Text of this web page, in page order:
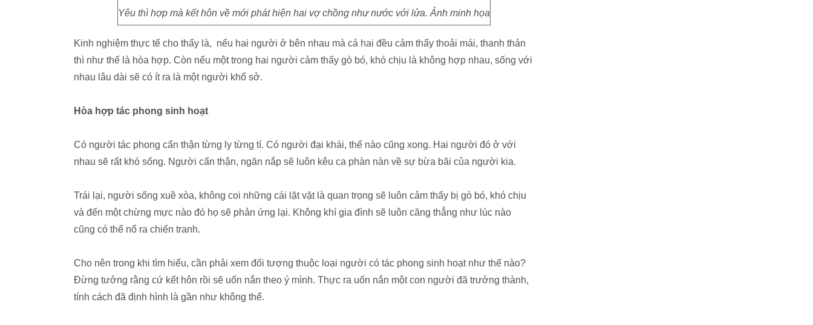
Yêu thì hợp mà kết hôn về mới phát hiện hai vợ chồng như nước với lửa. Ảnh minh họa
Kinh nghiệm thực tế cho thấy là, nếu hai người ở bên nhau mà cả hai đều cảm thấy thoải mái, thanh thản
thì như thế là hòa hợp. Còn nếu một trong hai người cảm thấy gò bó, khó chịu là không hợp nhau, sống với
nhau lâu dài sẽ có ít ra là một người khổ sở.
Hòa hợp tác phong sinh hoạt
Có người tác phong cẩn thận từng ly từng tí. Có người đại khái, thế nào cũng xong. Hai người đó ở với
nhau sẽ rất khó sống. Người cẩn thận, ngăn nắp sẽ luôn kêu ca phàn nàn về sự bừa bãi của người kia.
Trái lại, người sống xuề xòa, không coi những cái lặt vặt là quan trọng sẽ luôn cảm thấy bị gò bó, khó chịu
và đến một chừng mực nào đó họ sẽ phản ứng lại. Không khí gia đình sẽ luôn căng thẳng như lúc nào
cũng có thể nổ ra chiến tranh.
Cho nên trong khi tìm hiểu, cần phải xem đối tượng thuộc loại người có tác phong sinh hoạt như thế nào?
Đừng tưởng rằng cứ kết hôn rồi sẽ uốn nắn theo ý mình. Thực ra uốn nắn một con người đã trưởng thành,
tính cách đã định hình là gần như không thể.